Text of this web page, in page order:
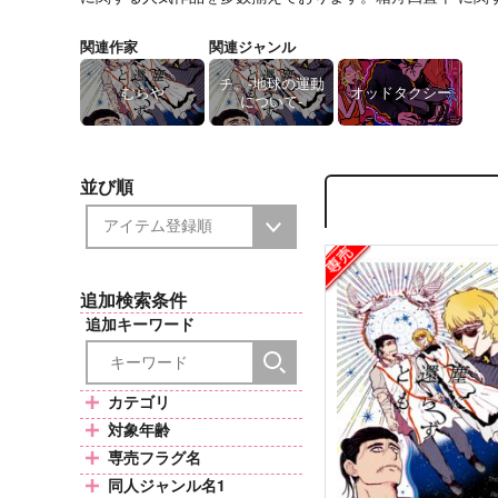
関連作家
むらや
関連ジャンル
チ。-地球の運動
について-
オッドタクシー
並び順
追加検索条件
追加キーワード
カテゴリ
対象年齢
専売フラグ名
同人ジャンル名1